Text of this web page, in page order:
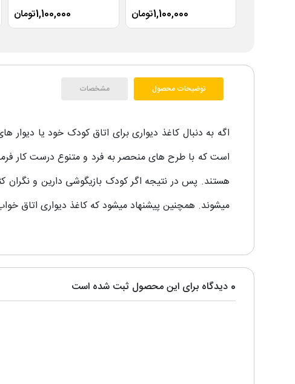
1,100,000تومان 1,100,000تومان
توضیحات محصول مشخصات
اگه به دنبال کاغذ دیواری برای اتاق کودک خود یا
است که با طرح های منحصر به فرد و متنوع درست کار فرما
هستند. پس در نتیجه اگر کودک بازیگوشی دارین و
میشوند. همچنین پیشنهاد میشود که کاغذ دیواری اتاق
0 دیدگاه برای این محصول ثبت شده است